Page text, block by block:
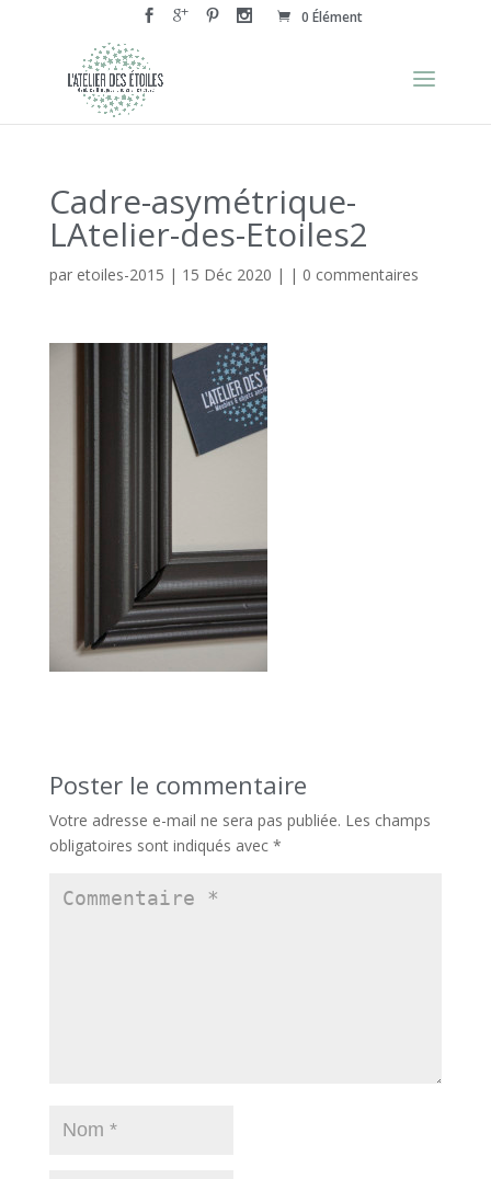
0 Élément
Cadre-asymétrique-
LAtelier-des-Etoiles2
par etoiles-2015 | 15 Déc 2020 | | 0 commentaires
Poster le commentaire
Votre adresse e-mail ne sera pas publiée. Les champs
obligatoires sont indiqués avec *